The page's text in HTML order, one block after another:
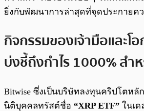
ยิ่งกับพัฒนาการล่าสุดที่จุดประกายค
กิจกรรมของเจ้ามือและโ
บ่งชี้ถึงกำไร 1000% สำ
Bitwise ซึ่งเป็นบริษัทลงทุนคริปโตหลั
นิติบุคคลทรัสต์ชื่อ “XRP ETF” ในเ